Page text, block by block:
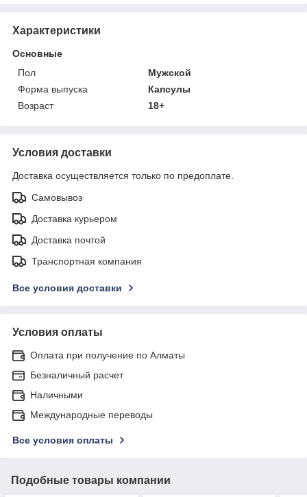
Характеристики
Основные
Пол
Мужской
Форма выпуска
Капсулы
Возраст
18+
Условия доставки
Доставка осуществляется только по предоплате.
Самовывоз
Доставка курьером
Доставка почтой
Транспортная компания
Все условия доставки
Условия оплаты
Оплата при получение по Алматы
Безналичный расчет
Наличными
Международные переводы
Все условия оплаты
Подобные товары компании